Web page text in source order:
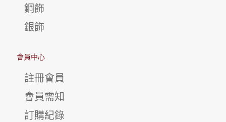
鋼飾
銀飾
會員中心
註冊會員
會員需知
訂購紀錄